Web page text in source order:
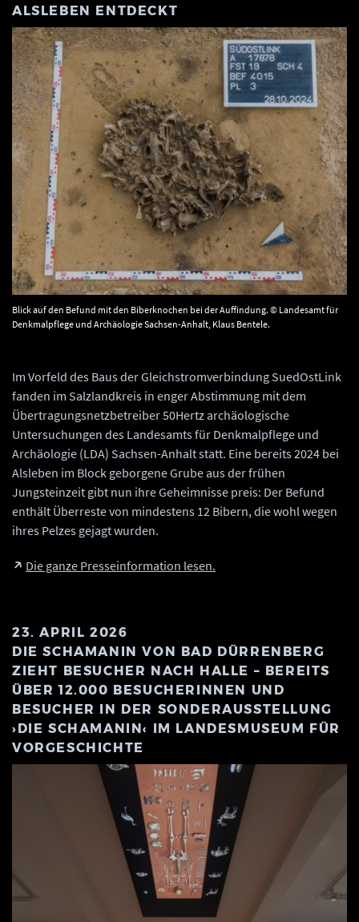
ALSLEBEN ENTDECKT
Blick auf den Befund mit den Biberknochen bei der Auffindung. © Landesamt für
Denkmalpflege und Archäologie Sachsen-Anhalt, Klaus Bentele.
Im Vorfeld des Baus der Gleichstromverbindung SuedOstLink
fanden im Salzlandkreis in enger Abstimmung mit dem
Übertragungsnetzbetreiber 50Hertz archäologische
Untersuchungen des Landesamts für Denkmalpflege und
Archäologie (LDA) Sachsen-Anhalt statt. Eine bereits 2024 bei
Alsleben im Block geborgene Grube aus der frühen
Jungsteinzeit gibt nun ihre Geheimnisse preis: Der Befund
enthält Überreste von mindestens 12 Bibern, die wohl wegen
ihres Pelzes gejagt wurden.
Die ganze Presseinformation lesen.
23. APRIL 2026
DIE SCHAMANIN VON BAD DÜRRENBERG
ZIEHT BESUCHER NACH HALLE – BEREITS
ÜBER 12.000 BESUCHERINNEN UND
BESUCHER IN DER SONDERAUSSTELLUNG
›DIE SCHAMANIN‹ IM LANDESMUSEUM FÜR
VORGESCHICHTE